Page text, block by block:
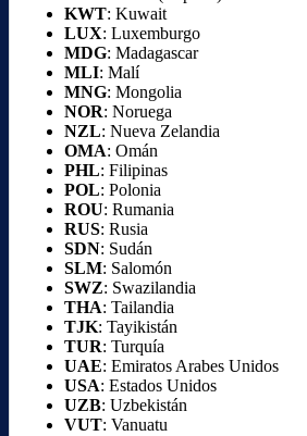
KWT: Kuwait
LUX: Luxemburgo
MDG: Madagascar
MLI: Malí
MNG: Mongolia
NOR: Noruega
NZL: Nueva Zelandia
OMA: Omán
PHL: Filipinas
POL: Polonia
ROU: Rumania
RUS: Rusia
SDN: Sudán
SLM: Salomón
SWZ: Swazilandia
THA: Tailandia
TJK: Tayikistán
TUR: Turquía
UAE: Emiratos Arabes Unidos
USA: Estados Unidos
UZB: Uzbekistán
VUT: Vanuatu